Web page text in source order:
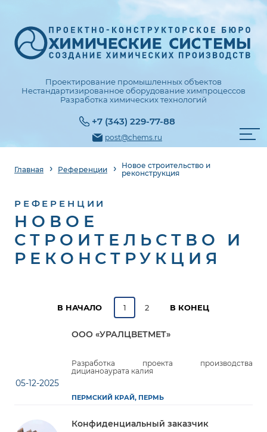
Проектирование промышленных объектов
Нестандартизированное оборудование химпроцессов
Разработка химических технологий
+7 (343) 229-77-88
post@chems.ru
Главная Референции
Новое строительство и
реконструкция
РЕФЕРЕНЦИИ
НОВОЕ
СТРОИТЕЛЬСТВО И
РЕКОНСТРУКЦИЯ
В НАЧАЛО 1 2 В КОНЕЦ
05-12-2025
ООО «УРАЛЦВЕТМЕТ»
Разработка проекта производства
дицианоаурата калия
ПЕРМСКИЙ КРАЙ, ПЕРМЬ
Конфиденциальный заказчик